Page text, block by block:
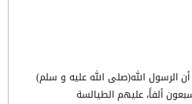
الرسول الله(صلى الله عليه و سلم)
ألفاً، عليهم الطيالسة